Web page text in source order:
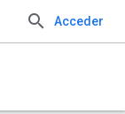
Acceder